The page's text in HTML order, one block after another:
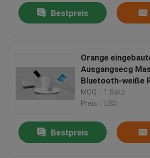
Bestpreis
Orange
Ausgangsecg
Bluetooth-weiße
und grüne Farben
MOQ：1 Satz
Preis：USD
Bestpreis